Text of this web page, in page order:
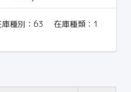
種別： 63 在庫種類： 1